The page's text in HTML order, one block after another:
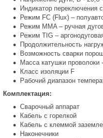
Индикатор переключения
Режим FC (Flux) –
Режим MMA – ручная
Режим TIG –
Продолжительность
Возможность сварки
Масса катушки проволоки
Класс изоляции F
Рабочий диапазон
Комплектация:
Сварочный аппарат
Кабель с горелкой
Кабель с клеммой
Наконечники